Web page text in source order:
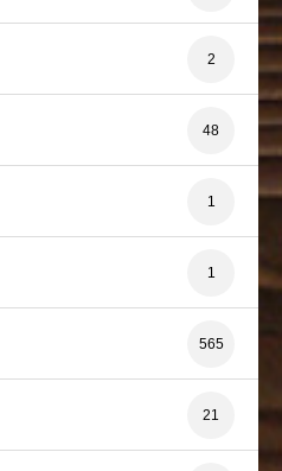
2
48
1
1
565
21